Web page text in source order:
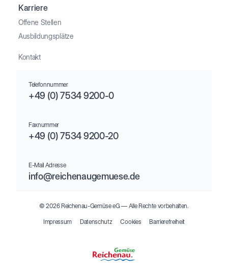
Karriere
Offene Stellen
Ausbildungsplätze
Kontakt
Telefonnummer
+49 (0) 7534 9200-0
Faxnummer
+49 (0) 7534 9200-20
E-Mail Adresse
info@reichenaugemuese.de
© 2026 Reichenau-Gemüse eG –– Alle Rechte vorbehalten.
Impressum Datenschutz Cookies Barrierefreiheit